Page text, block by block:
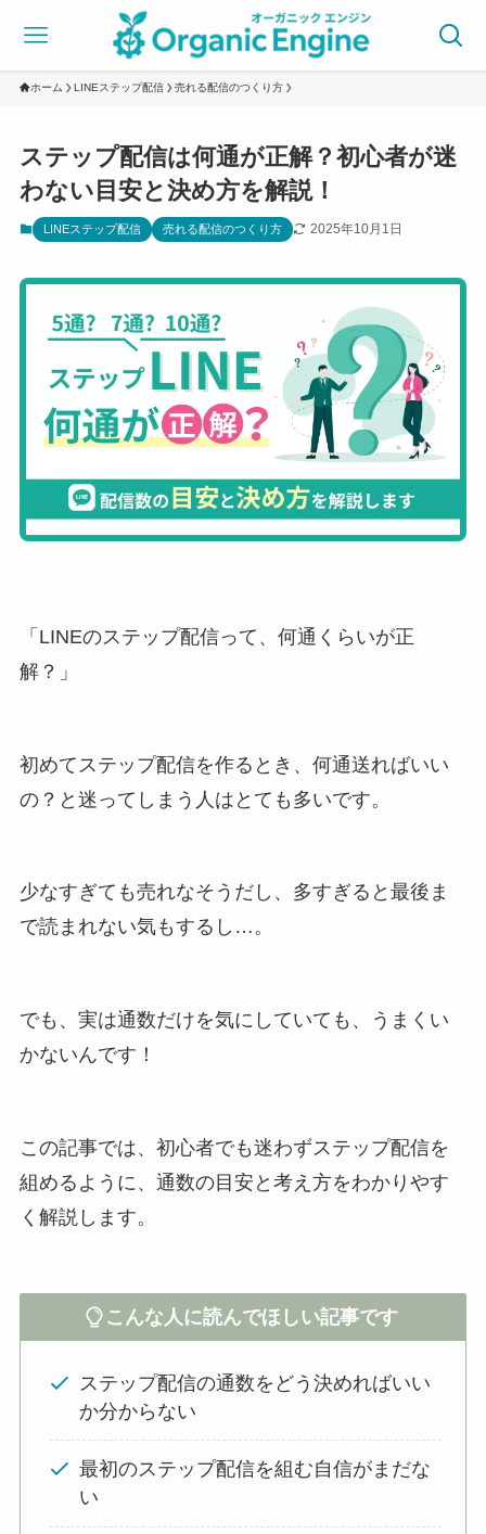
ホーム LINEステップ配信 売れる配信のつくり方
ステップ配信は何通が正解？初心者が迷
わない目安と決め方を解説！
LINEステップ配信 売れる配信のつくり方 2025年10月1日
「LINEのステップ配信って、何通くらいが正
解？」
初めてステップ配信を作るとき、何通送ればいい
の？と迷ってしまう人はとても多いです。
少なすぎても売れなそうだし、多すぎると最後ま
で読まれない気もするし…。
でも、実は通数だけを気にしていても、うまくい
かないんです！
この記事では、初心者でも迷わずステップ配信を
組めるように、通数の目安と考え方をわかりやす
く解説します。
こんな人に読んでほしい記事です
ステップ配信の通数をどう決めればいい
か分からない
最初のステップ配信を組む自信がまだな
い